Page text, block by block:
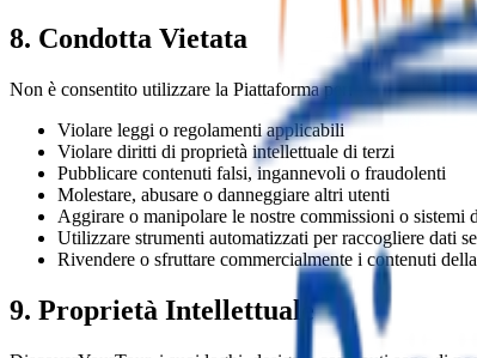
8. Condotta Vietata
Non è consentito utilizzare la Piattaforma per:
Violare leggi o regolamenti applicabili
Violare diritti di proprietà intellettuale di terzi
Pubblicare contenuti falsi, ingannevoli o fraudolenti
Molestare, abusare o danneggiare altri utenti
Aggirare o manipolare le nostre commissioni o sistemi
Utilizzare strumenti automatizzati per raccogliere dati
Rivendere o sfruttare commercialmente i contenuti
9. Proprietà Intellettuale